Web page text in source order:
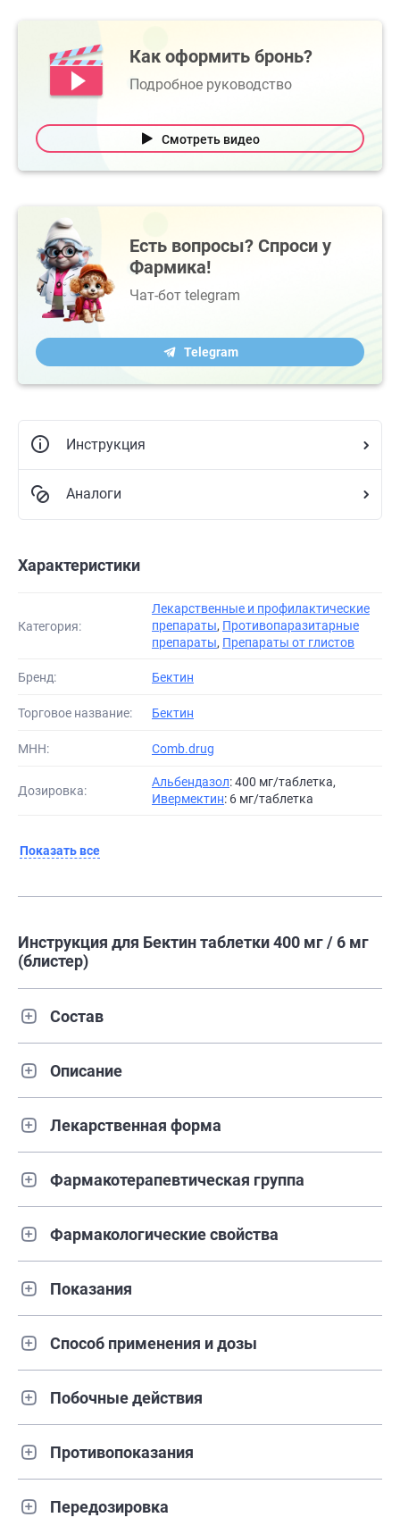
Как оформить бронь?
Подробное руководство
Смотреть видео
Есть вопросы? Спроси у
Фармика!
Чат-бот telegram
Telegram
Инструкция
Аналоги
Характеристики
Категория:
Лекарственные и профилактические
препараты, Противопаразитарные
препараты, Препараты от глистов
Бренд: Бектин
Торговое название: Бектин
МНН: Comb.drug
Дозировка:
Альбендазол: 400 мг/таблетка,
Ивермектин: 6 мг/таблетка
Показать все
Инструкция для Бектин таблетки 400 мг / 6 мг
(блистер)
Состав
Описание
Лекарственная форма
Фармакотерапевтическая группа
Фармакологические свойства
Показания
Способ применения и дозы
Побочные действия
Противопоказания
Передозировка